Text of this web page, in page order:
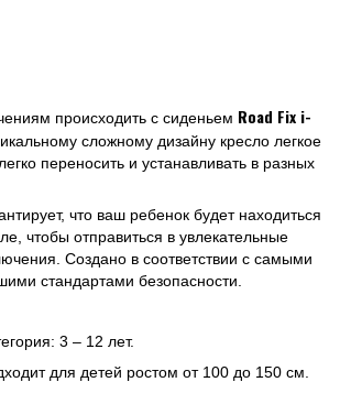
происходить с сиденьем Road Fix i-
сложному дизайну кресло легкое
переносить и устанавливать в разных
что ваш ребенок будет находиться
чтобы отправиться в увлекательные
Создано в соответствии с самыми
стандартами безопасности.
3 – 12 лет.
для детей ростом от 100 до 150 см.